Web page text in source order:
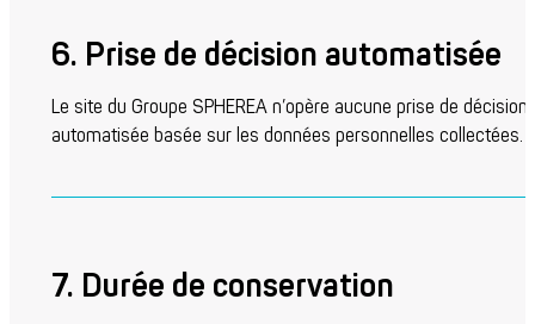
6. Prise de décision automatisée
Le site du Groupe SPHEREA n’opère aucune prise de décision
automatisée basée sur les données personnelles collectées.
7. Durée de conservation